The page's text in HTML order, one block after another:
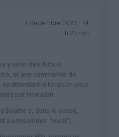
4 décembre 2023 - 14
h 22 min
y avoir des Airbus
et une commande de
attendant la livraison pour
par Hawaiian.
Seattle a, dans le passé,
à consommer “local”.